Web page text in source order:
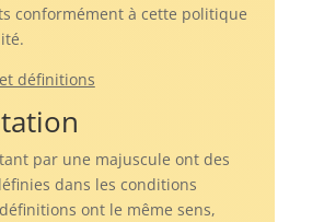
conformément à cette politique
définitions
par une majuscule ont des
dans les conditions
ont le même sens,